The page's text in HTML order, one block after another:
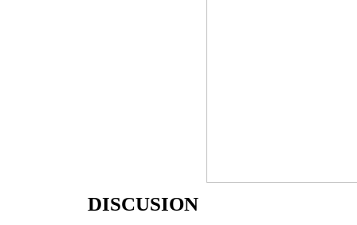
DISCUSION